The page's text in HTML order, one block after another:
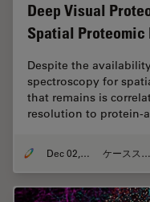
Deep Visual
Spatial
Despite the
spectroscopy for
that remains is
resolution to protein-
Dec 02, 2024 ケーススタディ